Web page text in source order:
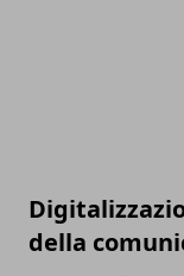
della